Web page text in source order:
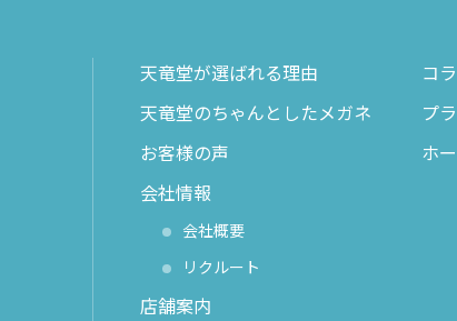
天竜堂が選ばれる理由
天竜堂のちゃんとしたメガネ
お客様の声
会社情報
会社概要
リクルート
店舗案内
コ
プ
ホ